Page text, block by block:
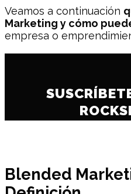
Veamos a continuación
Marketing y cómo
empresa o
Blended